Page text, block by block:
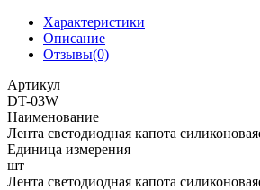
Характеристики
Описание
Отзывы(0)
Артикул
DT-03W
Наименование
Лента светодиодная капота
Единица измерения
шт
Лента светодиодная капота